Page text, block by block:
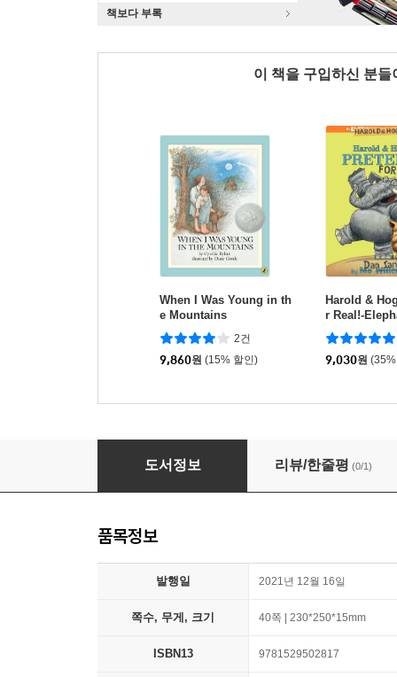
책보다 부록
이 책을 구입하신 분
When I Was Young in th
e Mountains
2건
9,860원 (15% 할인)
Harold &
r Real!-
e Like
9,030원
I Talk Like a River 나는 강물처럼 말해요 원서
도서정보 리뷰/한줄평 (0/1)
품목정보
발행일 2021년 12월 16일
쪽수, 무게, 크기 40쪽 | 230*250*15mm
ISBN13 9781529502817